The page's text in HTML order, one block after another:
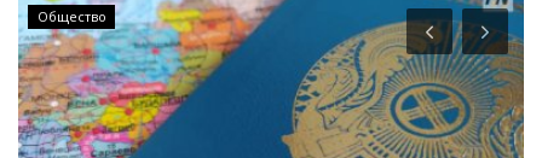
Общество